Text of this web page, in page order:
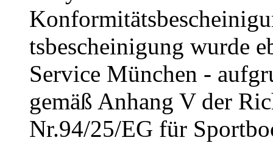
tsbescheinigung wurde
Service München -
gemäß Anhang V der
Nr.94/25/EG für